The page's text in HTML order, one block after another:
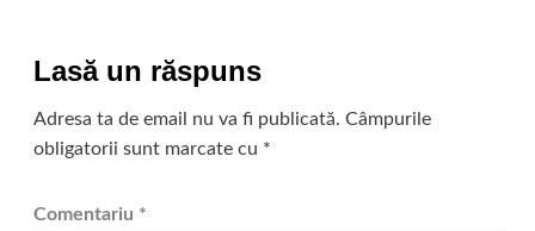
Lasă un răspuns
Adresa ta de email nu va fi publicată. Câmpurile
obligatorii sunt marcate cu *
Comentariu *